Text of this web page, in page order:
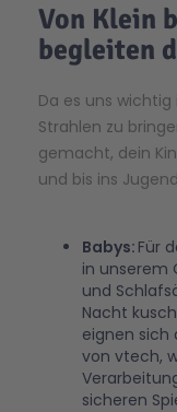
Von Klein
begleiten
Da es uns
Strahlen zu
gemacht, dein
und bis ins
Babys: Für
in unserem
und
Nacht
eignen sich
von vtech,
sicheren